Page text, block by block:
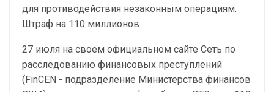
для противодействия незаконным операциям.
Штраф на 110 миллионов
27 июля на своем официальном сайте Сеть по
расследованию финансовых преступлений
(FinCEN - подразделение Министерства финансов